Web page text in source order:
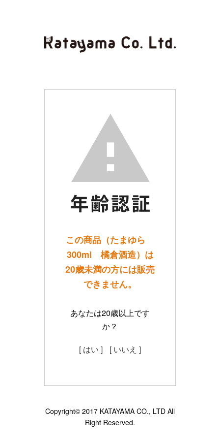
この商品（たまゆら
300ml 橘倉酒造）は
20歳未満の方には販売
できません。
あなたは20歳以上です
か？
[ はい ] [ いいえ ]
Copyright© 2017 KATAYAMA CO., LTD All
Right Reserved.